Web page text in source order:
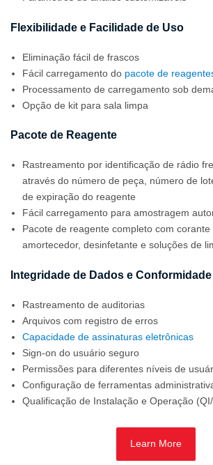
Flexibilidade e Facilidade de Uso
Eliminação fácil de frascos
Fácil carregamento do pacote de
Processamento de carregamento sob
Opção de kit para sala limpa
Pacote de Reagente
Rastreamento por identificação de rádio
através do número de peça, número de
de expiração do reagente
Fácil carregamento para amostragem
Pacote de reagente completo com corante
amortecedor, desinfetante e soluções de
Integridade de Dados e Conformidade
Rastreamento de auditorias
Arquivos com registro de erros
Capacidade de assinaturas eletrônicas
Sign-on do usuário seguro
Permissões para diferentes níveis de
Configuração de ferramentas
Qualificação de Instalação e Operação
Learn More